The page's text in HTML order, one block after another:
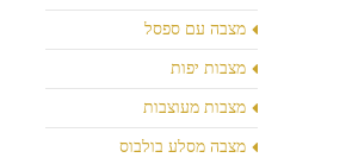
מצבה עם ספסל
מצבות יפות
מצבות מעוצבות
מצבה מסלע בולבוס